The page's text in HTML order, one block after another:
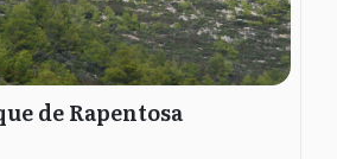
de Rapentosa